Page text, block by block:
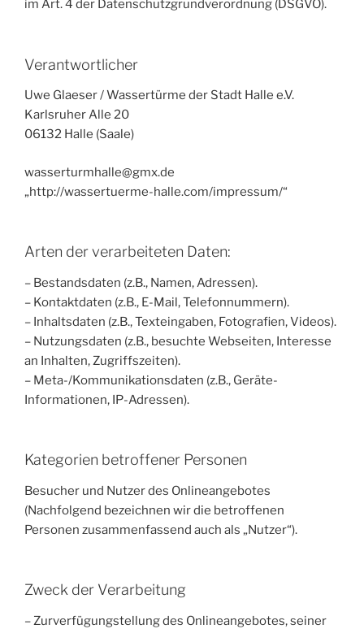
im Art. 4 der Datenschutzgrundverordnung (DSGVO).
Verantwortlicher
Uwe Glaeser / Wassertürme der Stadt Halle e.V.
Karlsruher Alle 20
06132 Halle (Saale)
wasserturmhalle@gmx.de
„http://wassertuerme-halle.com/impressum/“
Arten der verarbeiteten Daten:
– Bestandsdaten (z.B., Namen, Adressen).
– Kontaktdaten (z.B., E-Mail, Telefonnummern).
– Inhaltsdaten (z.B., Texteingaben, Fotografien, Videos).
– Nutzungsdaten (z.B., besuchte Webseiten, Interesse
an Inhalten, Zugriffszeiten).
– Meta-/Kommunikationsdaten (z.B., Geräte-
Informationen, IP-Adressen).
Kategorien betroffener Personen
Besucher und Nutzer des Onlineangebotes
(Nachfolgend bezeichnen wir die betroffenen
Personen zusammenfassend auch als „Nutzer“).
Zweck der Verarbeitung
– Zurverfügungstellung des Onlineangebotes, seiner